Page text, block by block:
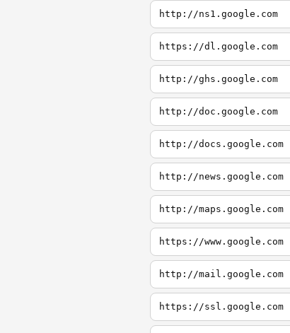
http://ns1.google.com
https://dl.google.com
http://ghs.google.com
http://doc.google.com
http://docs.google.com
http://news.google.com
http://maps.google.com
https://www.google.com
http://mail.google.com
https://ssl.google.com